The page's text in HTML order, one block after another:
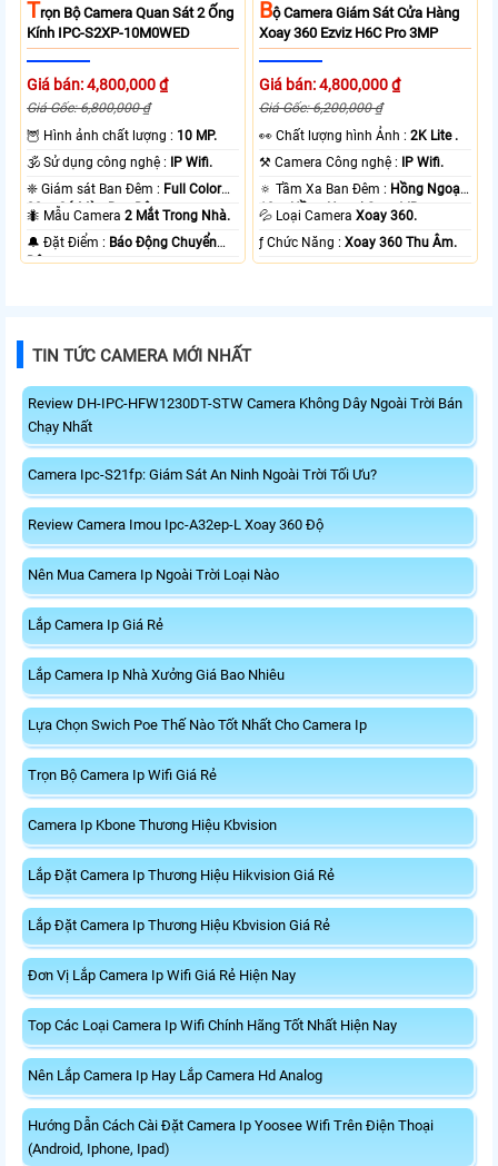
TRọn Bộ Camera Quan Sát 2 Ống
Kính IPC-S2XP-10M0WED
Giá bán: 4,800,000 ₫
Giá Gốc: 6,800,000 ₫
🦉 Hình ảnh chất lượng : 10 MP.
🕉️ Sử dụng công nghệ :
IP Wifi.
❈ Giám sát Ban Đêm : Full Color
20m Có Màu Ban Ðêm.
🐜 Mẫu Camera2 Mắt Trong Nhà.
️🔔 Đặt Điểm : Báo Động Chuyển
Động.
BỘ Camera Giám Sát Cửa Hàng
Xoay 360 Ezviz H6C Pro 3MP
Giá bán: 4,800,000 ₫
Giá Gốc: 6,200,000 ₫
️👀 Chất lượng hình Ảnh :2K Lite .
⚒ Camera Công nghệ :
IP Wifi.
🔅 Tầm Xa Ban Đêm : Hồng Ngoại
10m Hồng Ngoại Smart IR.
💦 Loại CameraXoay 360.
️ƒ Chức Năng :Xoay 360 Thu Âm.
TIN TỨC CAMERA MỚI NHẤT
Review DH-IPC-HFW1230DT-STW Camera Không Dây Ngoài Trời Bán
Chạy Nhất
Camera Ipc-S21fp: Giám Sát An Ninh Ngoài Trời Tối Ưu?
Review Camera Imou Ipc-A32ep-L Xoay 360 Độ
Nên Mua Camera Ip Ngoài Trời Loại Nào
Lắp Camera Ip Giá Rẻ
Lắp Camera Ip Nhà Xưởng Giá Bao Nhiêu
Lựa Chọn Swich Poe Thế Nào Tốt Nhất Cho Camera Ip
Trọn Bộ Camera Ip Wifi Giá Rẻ
Camera Ip Kbone Thương Hiệu Kbvision
Lắp Đặt Camera Ip Thương Hiệu Hikvision Giá Rẻ
Lắp Đặt Camera Ip Thương Hiệu Kbvision Giá Rẻ
Đơn Vị Lắp Camera Ip Wifi Giá Rẻ Hiện Nay
Top Các Loại Camera Ip Wifi Chính Hãng Tốt Nhất Hiện Nay
Nên Lắp Camera Ip Hay Lắp Camera Hd Analog
Hướng Dẫn Cách Cài Đặt Camera Ip Yoosee Wifi Trên Điện Thoại
(Android, Iphone, Ipad)